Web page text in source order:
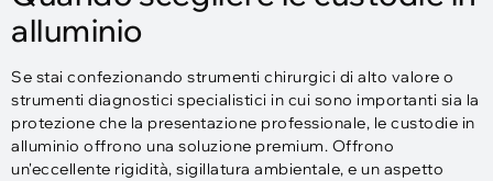
alluminio
Se stai confezionando strumenti chirurgici di alto valore o
strumenti diagnostici specialistici in cui sono importanti sia la
protezione che la presentazione professionale, le custodie in
alluminio offrono una soluzione premium. Offrono
un'eccellente rigidità, sigillatura ambientale, e un aspetto